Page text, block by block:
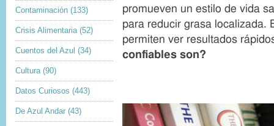
Contaminación (133)
Crisis Alimentaria (52)
Cuentos del Azul (34)
Cultura (90)
Datos Curiosos (443)
De Azul Andar (43)
promueven un estilo de vida
para reducir grasa localizada.
permiten ver resultados
confiables son?